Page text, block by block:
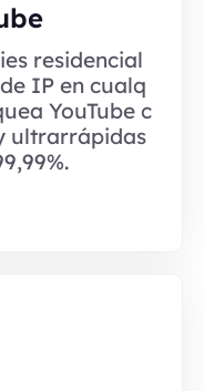
residencial
IP en cualq
YouTube c
ultrarrápidas